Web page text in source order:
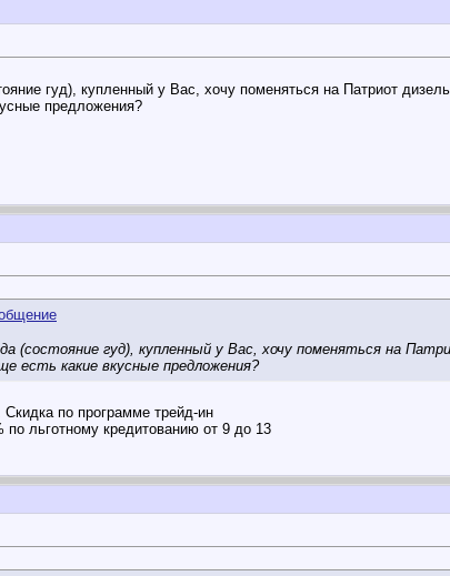
гуд), купленный у Вас, хочу поменяться на Патриот
предложения?
(состояние гуд), купленный у Вас, хочу поменяться на
есть какие вкусные предложения?
по программе трейд-ин
по льготному кредитованию от 9 до 13